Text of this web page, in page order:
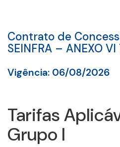
Contrato de
SEINFRA – ANEXO VI
Vigência: 06/08/2026
Tarifas
Grupo I